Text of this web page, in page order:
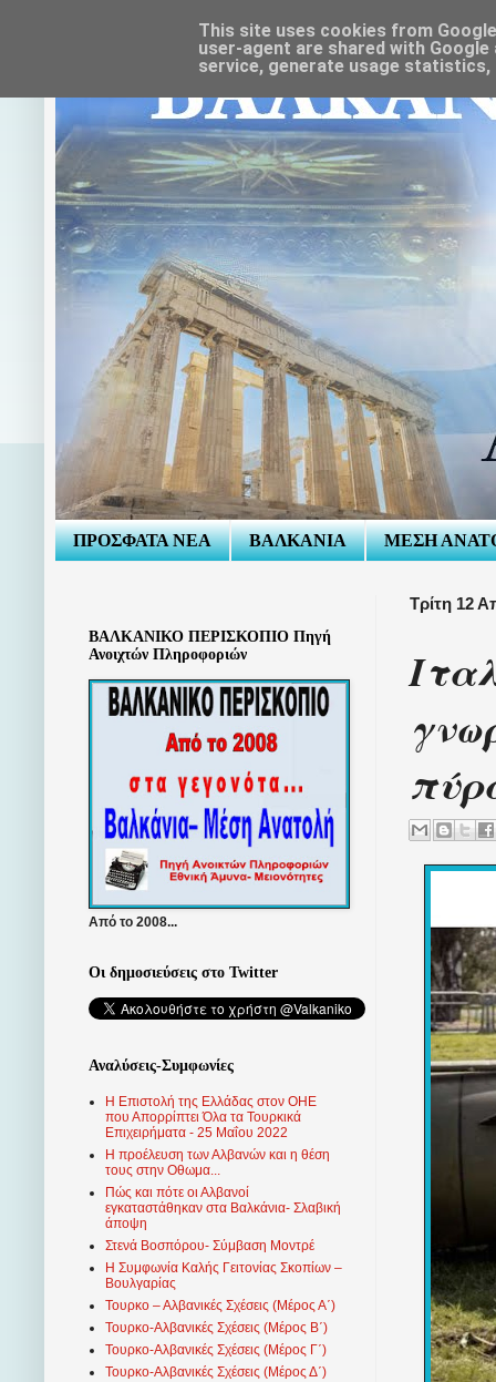
ΠΡΟΣΦΑΤΑ ΝΕΑ ΒΑΛΚΑΝΙΑ ΜΕΣΗ
Τρίτη 12
ΒΑΛΚΑΝΙΚΟ ΠΕΡΙΣΚΟΠΙΟ Πηγή
Ανοιχτών Πληροφοριών
Από το 2008...
Οι δημοσιεύσεις στο Twitter
Αναλύσεις-Συμφωνίες
Η Επιστολή της Ελλάδας στον ΟΗΕ
που Απορρίπτει Όλα τα Τουρκικά
Επιχειρήματα - 25 Μαΐου 2022
Η προέλευση των Αλβανών και η θέση
τους στην Οθωμα...
Πώς και πότε οι Αλβανοί
εγκαταστάθηκαν στα Βαλκάνια- Σλαβική
άποψη
Στενά Βοσπόρου- Σύμβαση Μοντρέ
Η Συμφωνία Καλής Γειτονίας Σκοπίων –
Βουλγαρίας
Τουρκο – Αλβανικές Σχέσεις (Mέρος Α΄)
Τουρκο-Αλβανικές Σχέσεις (Μέρος Β΄)
Τουρκο-Αλβανικές Σχέσεις (Μέρος Γ΄)
Τουρκο-Αλβανικές Σχέσεις (Μέρος Δ΄)
This site uses cookies from
user-agent are shared with
service, generate usage statistics,